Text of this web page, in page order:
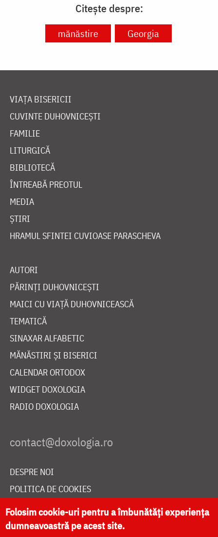
Citește despre:
mănăstire Georgia
VIAȚA BISERICII
CUVINTE DUHOVNICEȘTI
FAMILIE
LITURGICĂ
BIBLIOTECĂ
ÎNTREABĂ PREOTUL
MEDIA
ȘTIRI
HRAMUL SFINTEI CUVIOASE PARASCHEVA
AUTORI
PĂRINȚI DUHOVNICEȘTI
MAICI CU VIAȚĂ DUHOVNICEASCĂ
TEMATICĂ
SINAXAR ALFABETIC
MĂNĂSTIRI ȘI BISERICI
CALENDAR ORTODOX
WIDGET DOXOLOGIA
RADIO DOXOLOGIA
DESPRE NOI
POLITICA DE COOKIES
DONEAZĂ ONLINE PENTRU CATEDRALA NAȚIONALĂ
Folosim cookie-uri pentru a îmbunătăți experiența
dumneavoastră pe acest site.